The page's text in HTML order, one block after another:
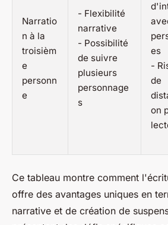
Narratio
n à la
troisièm
e
personn
e
- Flexibilité
narrative
- Possibilité
de suivre
plusieurs
personnage
s
es
-
de
on
Ce tableau montre comment
offre des avantages uniques en
narrative et de création de